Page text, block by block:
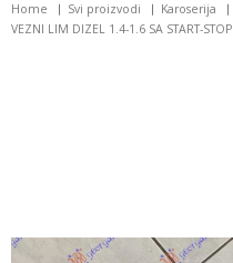
Home Svi proizvodi Karoserija
VEZNI LIM DIZEL 1.4-1.6 SA START-STOP